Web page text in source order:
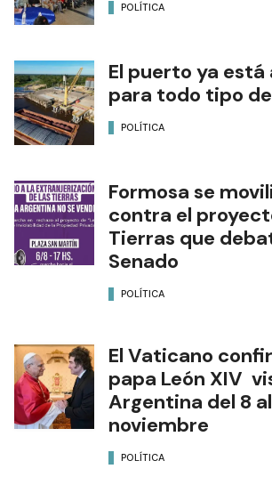
POLÍTICA
El puerto ya
para todo tipo
POLÍTICA
Formosa se
contra el
Tierras que
Senado
POLÍTICA
El Vaticano
papa León XIV
Argentina del 8 al
noviembre
POLÍTICA